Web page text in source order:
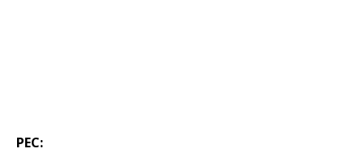
PEC: